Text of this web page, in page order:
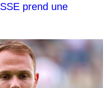
prend une